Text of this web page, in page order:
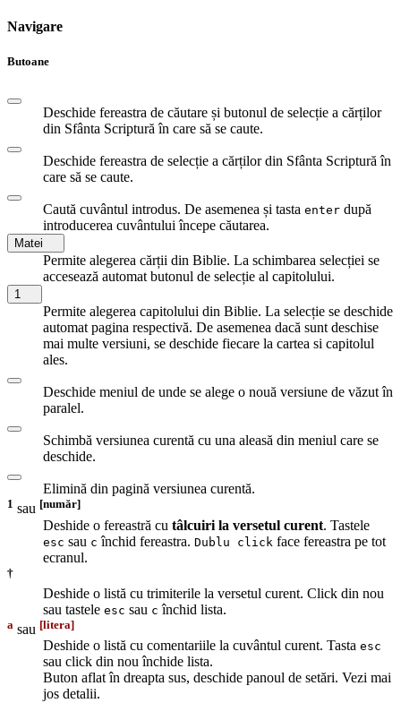
Navigare
Butoane
Deschide fereastra de căutare și butonul de selecție a cărților
din Sfânta Scriptură în care să se caute.
Deschide fereastra de selecție a cărților din Sfânta Scriptură în
care să se caute.
Caută cuvântul introdus. De asemenea și tasta enter după
introducerea cuvântului începe căutarea.
Matei
Permite alegerea cărții din Biblie. La schimbarea selecției se
accesează automat butonul de selecție al capitolului.
1
Permite alegerea capitolului din Biblie. La selecție se deschide
automat pagina respectivă. De asemenea dacă sunt deschise
mai multe versiuni, se deschide fiecare la cartea si capitolul
ales.
Deschide meniul de unde se alege o nouă versiune de văzut în
paralel.
Schimbă versiunea curentă cu una aleasă din meniul care se
deschide.
Elimină din pagină versiunea curentă.
1 sau [număr]
Deshide o fereastră cu tâlcuiri la versetul curent. Tastele
esc sau c închid fereastra. Dublu click face fereastra pe tot
ecranul.
†
Deshide o listă cu trimiterile la versetul curent. Click din nou
sau tastele esc sau c închid lista.
a sau [litera]
Deshide o listă cu comentariile la cuvântul curent. Tasta esc
sau click din nou închide lista.
Buton aflat în dreapta sus, deschide panoul de setări. Vezi mai
jos detalii.